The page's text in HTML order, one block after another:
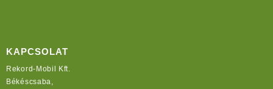
KAPCSOLAT
Rekord-Mobil Kft.
Békéscsaba,